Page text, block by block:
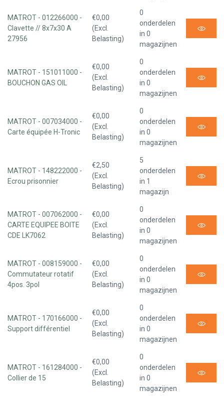
MATROT - 012266000 -
Clavette // 8x7x30 A
27956
€0,00
(Excl.
Belasting)
0
onderdelen
in 0
magazijnen
MATROT - 151011000 -
BOUCHON GAS OIL
€0,00
(Excl.
Belasting)
0
onderdelen
in 0
magazijnen
MATROT - 007034000 -
Carte équipée H-Tronic
€0,00
(Excl.
Belasting)
0
onderdelen
in 0
magazijnen
MATROT - 148222000 -
Ecrou prisonnier
€2,50
(Excl.
Belasting)
5
onderdelen
in 1
magazijn
MATROT - 007062000 -
CARTE EQUIPEE BOITE
CDE LK7062
€0,00
(Excl.
Belasting)
0
onderdelen
in 0
magazijnen
MATROT - 008159000 -
Commutateur rotatif
4pos. 3pol
€0,00
(Excl.
Belasting)
0
onderdelen
in 0
magazijnen
MATROT - 170166000 -
Support différentiel
€0,00
(Excl.
Belasting)
0
onderdelen
in 0
magazijnen
MATROT - 161284000 -
Collier de 15
€0,00
(Excl.
Belasting)
0
onderdelen
in 0
magazijnen